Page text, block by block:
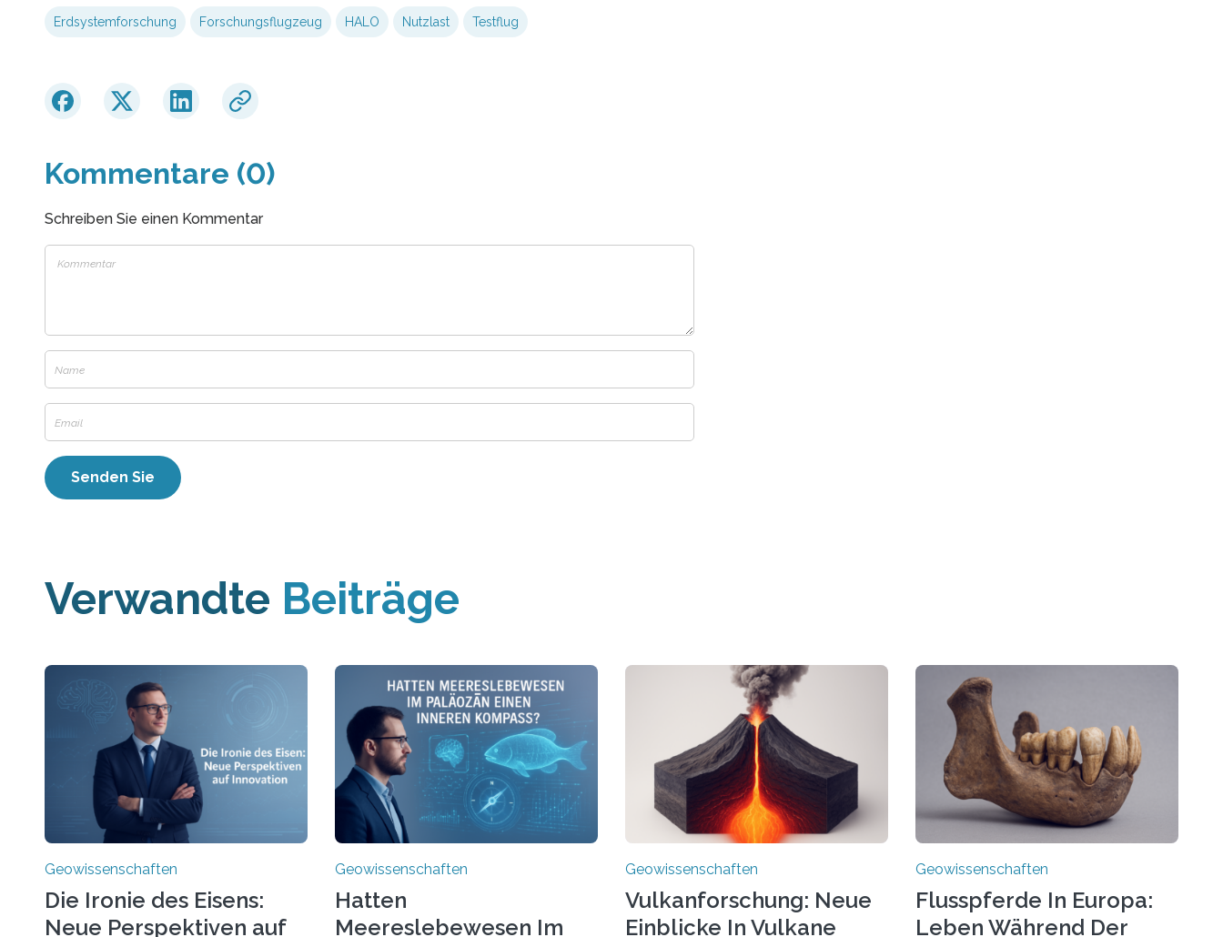
Erdsystemforschung Forschungsflugzeug HALO Nutzlast Testflug
Kommentare (0)
Schreiben Sie einen Kommentar
Verwandte Beiträge
Geowissenschaften
Die Ironie des Eisens:
Neue Perspektiven auf
Geowissenschaften
Hatten
Meereslebewesen Im
Geowissenschaften
Vulkanforschung: Neue
Einblicke In Vulkane
Geowissenschaften
Flusspferde In Europa:
Leben Während Der